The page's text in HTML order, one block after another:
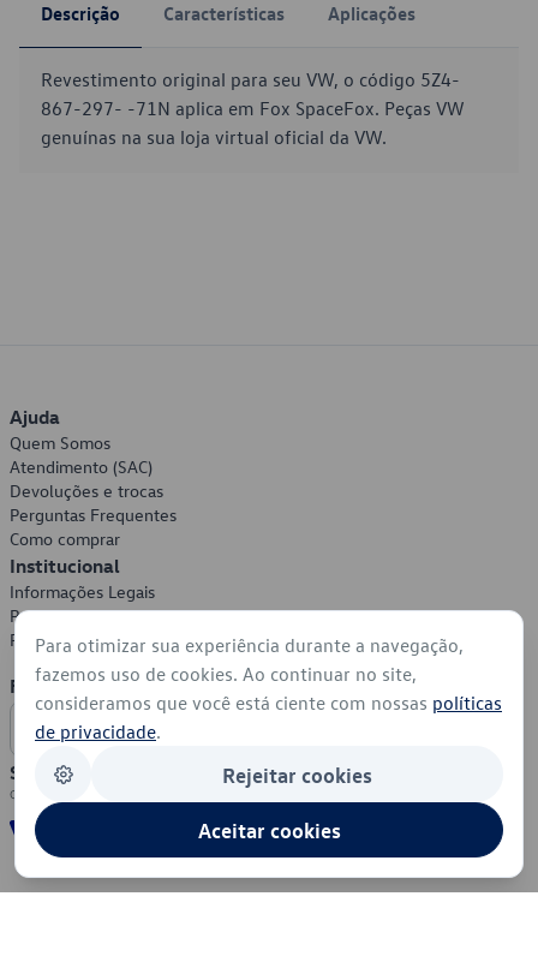
Descrição Características Aplicações
Revestimento original para seu VW, o código 5Z4-
867-297- -71N aplica em Fox SpaceFox. Peças VW
genuínas na sua loja virtual oficial da VW.
Ajuda
Quem Somos
Atendimento (SAC)
Devoluções e trocas
Perguntas Frequentes
Como comprar
Institucional
Informações Legais
Política de Privacidade
Política de Cookies
Formas de Pagamento
Segurança
Para otimizar sua experiência durante a navegação,
fazemos uso de cookies. Ao continuar no site,
consideramos que você está ciente com nossas políticas
de privacidade.
Rejeitar cookies
Aceitar cookies